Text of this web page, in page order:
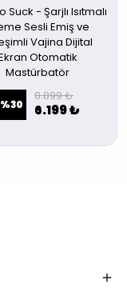
Suck - Şarjlı Isıtmalı
Sesli Emiş ve
Vajina Dijital
Otomatik
Mastürbatör
%30
8.899 ₺
6.199 ₺